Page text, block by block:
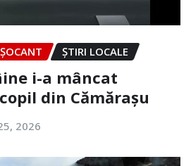
ȘOCANT ȘTIRI LOCALE
i-a mâncat
din Cămărașu
2026